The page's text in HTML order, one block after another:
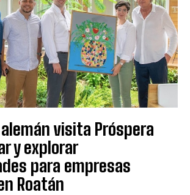
visita Próspera
y explorar
para empresas
Roatán